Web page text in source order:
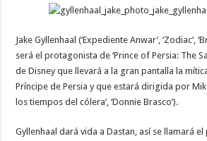
Jake Gyllenhaal (‘Expediente Anwar’, ‘Zodiac’,
será el protagonista de ‘Prince of Persia: The
de Disney que llevará a la gran pantalla la
Príncipe de Persia y que estará dirigida por
los tiempos del cólera’, ‘Donnie Brasco’).
Gyllenhaal dará vida a Dastan, así se llamará